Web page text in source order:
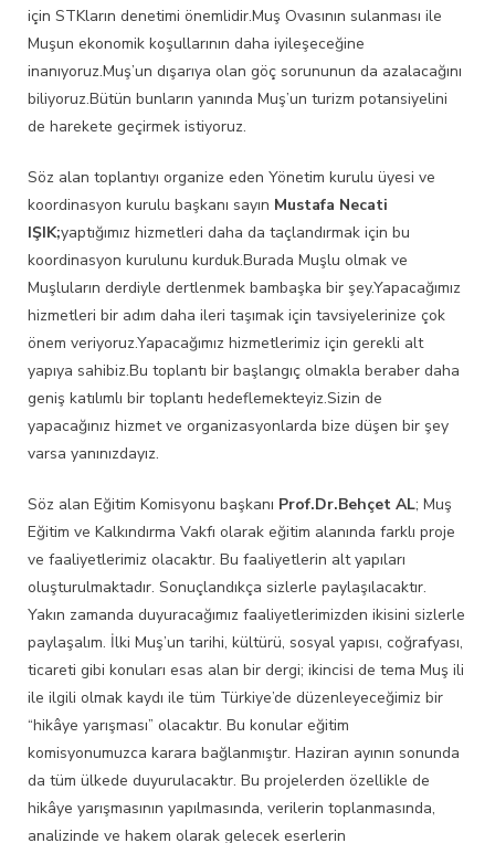
için STKların denetimi önemlidir.Muş Ovasının sulanması ile
Muşun ekonomik koşullarının daha iyileşeceğine
inanıyoruz.Muş’un dışarıya olan göç sorununun da azalacağını
biliyoruz.Bütün bunların yanında Muş’un turizm potansiyelini
de harekete geçirmek istiyoruz.
Söz alan toplantıyı organize eden Yönetim kurulu üyesi ve
koordinasyon kurulu başkanı sayın Mustafa Necati
IŞIK;yaptığımız hizmetleri daha da taçlandırmak için bu
koordinasyon kurulunu kurduk.Burada Muşlu olmak ve
Muşluların derdiyle dertlenmek bambaşka bir şey.Yapacağımız
hizmetleri bir adım daha ileri taşımak için tavsiyelerinize çok
önem veriyoruz.Yapacağımız hizmetlerimiz için gerekli alt
yapıya sahibiz.Bu toplantı bir başlangıç olmakla beraber daha
geniş katılımlı bir toplantı hedeflemekteyiz.Sizin de
yapacağınız hizmet ve organizasyonlarda bize düşen bir şey
varsa yanınızdayız.
Söz alan Eğitim Komisyonu başkanı Prof.Dr.Behçet AL; Muş
Eğitim ve Kalkındırma Vakfı olarak eğitim alanında farklı proje
ve faaliyetlerimiz olacaktır. Bu faaliyetlerin alt yapıları
oluşturulmaktadır. Sonuçlandıkça sizlerle paylaşılacaktır.
Yakın zamanda duyuracağımız faaliyetlerimizden ikisini sizlerle
paylaşalım. İlki Muş’un tarihi, kültürü, sosyal yapısı, coğrafyası,
ticareti gibi konuları esas alan bir dergi; ikincisi de tema Muş ili
ile ilgili olmak kaydı ile tüm Türkiye’de düzenleyeceğimiz bir
“hikâye yarışması” olacaktır. Bu konular eğitim
komisyonumuzca karara bağlanmıştır. Haziran ayının sonunda
da tüm ülkede duyurulacaktır. Bu projelerden özellikle de
hikâye yarışmasının yapılmasında, verilerin toplanmasında,
analizinde ve hakem olarak gelecek eserlerin